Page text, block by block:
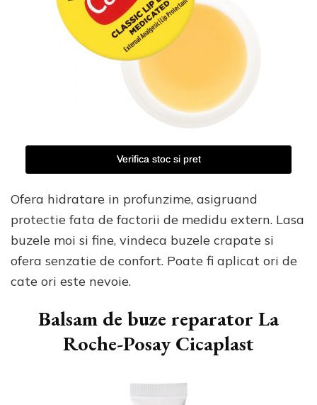
Verifica stoc si pret
Ofera hidratare in profunzime, asigruand
protectie fata de factorii de medidu extern. Lasa
buzele moi si fine, vindeca buzele crapate si
ofera senzatie de confort. Poate fi aplicat ori de
cate ori este nevoie.
Balsam de buze reparator La
Roche-Posay Cicaplast